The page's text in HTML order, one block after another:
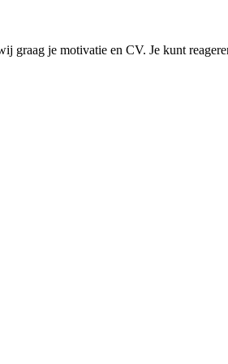
je motivatie en CV. Je kunt